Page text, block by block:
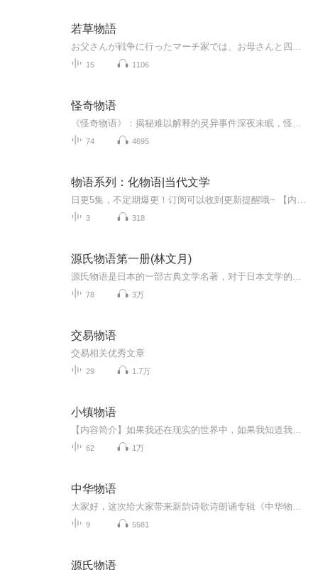
若草物語
15 1106
怪奇物语
74 4695
物语系列：化物语|当代文学
3 318
源氏物语第一册(林文月)
78 3万
交易物语
交易相关优秀文章
29 1.7万
小镇物语
62 1万
中华物语
9 5581
源氏物语